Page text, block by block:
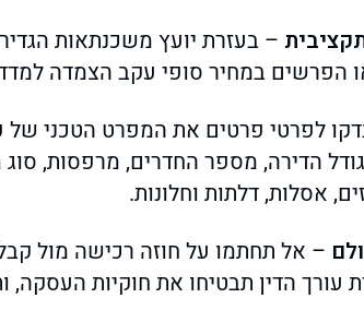
– בעזרת יועץ משכנתאות
הפרשים במחיר סופי עקב הצמדה
לפרטי פרטים את המפרט הטכני של
הדירה, מספר החדרים, מרפסות,
אסלות, דלתות וחלונות.
– אל תחתמו על חוזה רכישה מול
עורך הדין תבטיחו את חוקיות העסקה,